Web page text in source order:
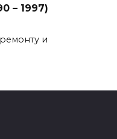
– 1997)
и